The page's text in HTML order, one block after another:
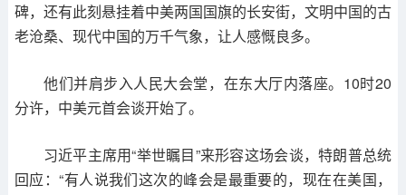
碑，还有此刻悬挂着中美两国国旗的长安街，文明中国的古
老沧桑、现代中国的万千气象，让人感慨良多。
他们并肩步入人民大会堂，在东大厅内落座。10时20
分许，中美元首会谈开始了。
习近平主席用“举世瞩目”来形容这场会谈，特朗普总统
回应：“有人说我们这次的峰会是最重要的，现在在美国，